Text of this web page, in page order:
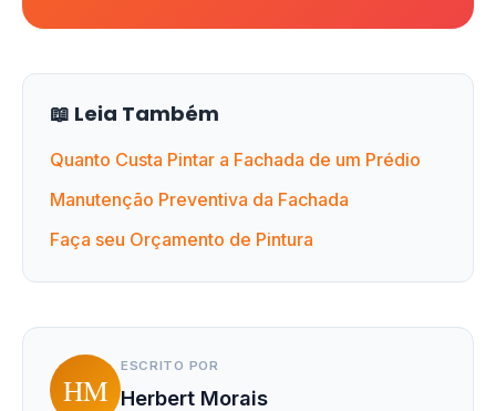
📖 Leia Também
Quanto Custa Pintar a Fachada de um Prédio
Manutenção Preventiva da Fachada
Faça seu Orçamento de Pintura
HM
ESCRITO POR
Herbert Morais